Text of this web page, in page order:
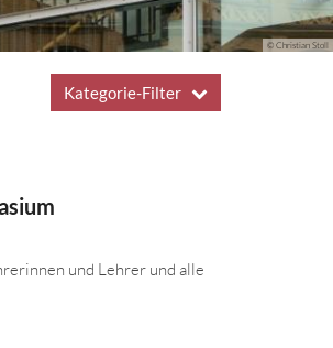
© Christian Stoll
Kategorie-Filter
und Lehrer und alle